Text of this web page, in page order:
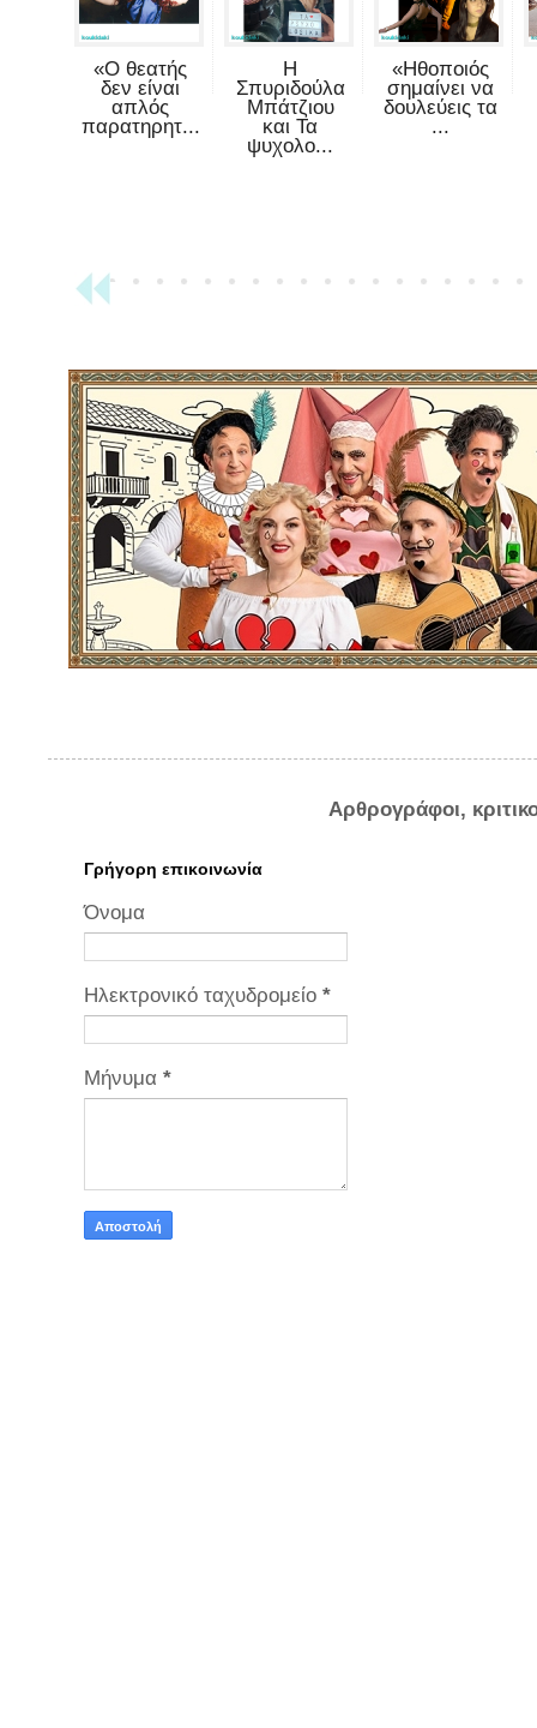
«Ο θεατής
δεν είναι
απλός
παρατηρητ...
Η
Σπυριδούλα
Μπάτζιου
και Τα
ψυχολο...
«Ηθοποιός
σημαίνει να
δουλεύεις τα
...
Αρθρογράφοι,
Γρήγορη επικοινωνία
Όνομα
Ηλεκτρονικό ταχυδρομείο *
Μήνυμα *